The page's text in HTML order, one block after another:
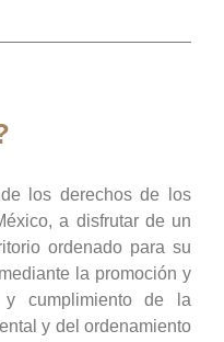
los derechos de los
a disfrutar de un
ordenado para su
la promoción y
cumplimiento de la
y del ordenamiento